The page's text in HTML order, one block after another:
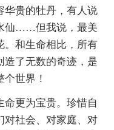
华贵的牡丹，有人说
仙……但我说，最美
。和生命相比，所有
造了无数的奇迹，是
世界！
命更为宝贵。珍惜自
对社会、对家庭、对